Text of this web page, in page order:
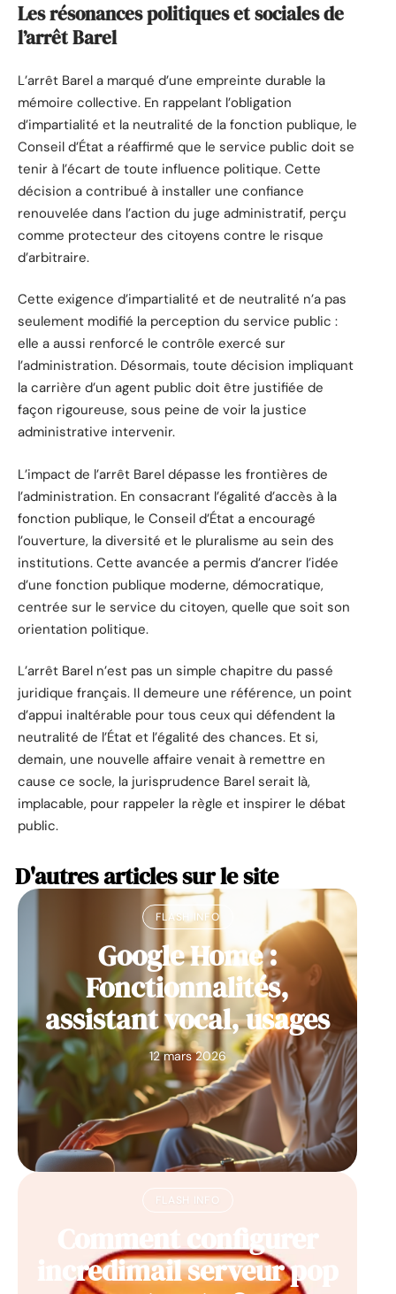
Les résonances politiques et sociales de
l’arrêt Barel
L’arrêt Barel a marqué d’une empreinte durable la
mémoire collective. En rappelant l’obligation
d’impartialité et la neutralité de la fonction publique, le
Conseil d’État a réaffirmé que le service public doit se
tenir à l’écart de toute influence politique. Cette
décision a contribué à installer une confiance
renouvelée dans l’action du juge administratif, perçu
comme protecteur des citoyens contre le risque
d’arbitraire.
Cette exigence d’impartialité et de neutralité n’a pas
seulement modifié la perception du service public :
elle a aussi renforcé le contrôle exercé sur
l’administration. Désormais, toute décision impliquant
la carrière d’un agent public doit être justifiée de
façon rigoureuse, sous peine de voir la justice
administrative intervenir.
L’impact de l’arrêt Barel dépasse les frontières de
l’administration. En consacrant l’égalité d’accès à la
fonction publique, le Conseil d’État a encouragé
l’ouverture, la diversité et le pluralisme au sein des
institutions. Cette avancée a permis d’ancrer l’idée
d’une fonction publique moderne, démocratique,
centrée sur le service du citoyen, quelle que soit son
orientation politique.
L’arrêt Barel n’est pas un simple chapitre du passé
juridique français. Il demeure une référence, un point
d’appui inaltérable pour tous ceux qui défendent la
neutralité de l’État et l’égalité des chances. Et si,
demain, une nouvelle affaire venait à remettre en
cause ce socle, la jurisprudence Barel serait là,
implacable, pour rappeler la règle et inspirer le débat
public.
D'autres articles sur le site
FLASH INFO
Google Home :
Fonctionnalités,
assistant vocal, usages
12 mars 2026
FLASH INFO
Comment configurer
incredimail serveur pop